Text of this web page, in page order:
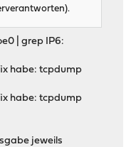
| grep IP6:
habe: tcpdump
habe: tcpdump
jeweils